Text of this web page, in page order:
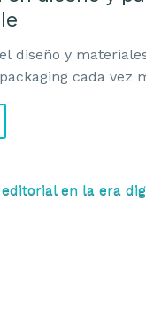
diseño y
cada vez
El